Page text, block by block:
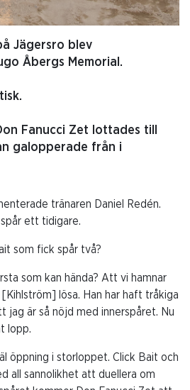
Jägersro blev
Åbergs Memorial.
Fanucci Zet lottades till
galopperade från i
tränaren Daniel Redén.
ett tidigare.
som fick spår två?
som kan hända? Att vi hamnar
lösa. Han har haft tråkiga
jag är så nöjd med innerspåret. Nu
lopp.
öppning i storloppet. Click Bait och
all sannolikhet att duellera om